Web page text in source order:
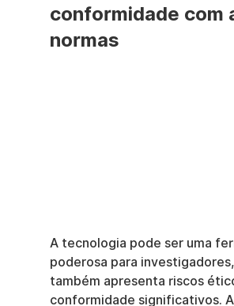
conformidade com
normas
A tecnologia pode ser uma
poderosa para
também apresenta riscos
conformidade significativos.